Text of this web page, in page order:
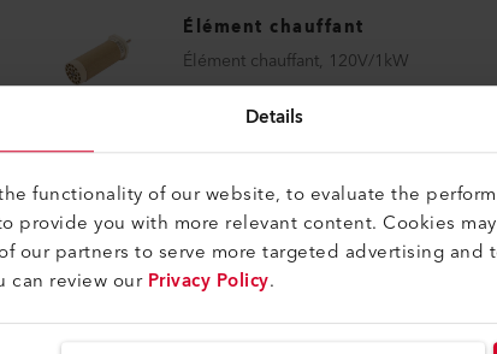
Details
functionality of our website, to evaluate the
provide you with more relevant content. Cookies
our partners to serve more targeted advertising and
can review ourPrivacy Policy.
Élément chauffant
Élément chauffant, 120V/1kW
117.582